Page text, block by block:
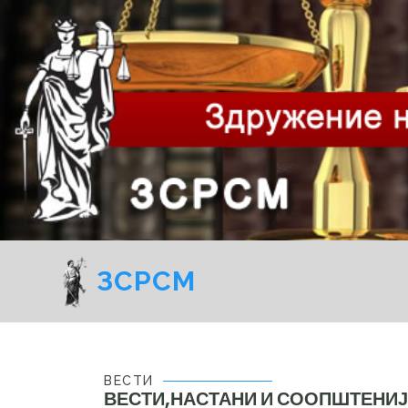
ЗСРСМ
ВЕСТИ
ВЕСТИ,НАСТАНИ И